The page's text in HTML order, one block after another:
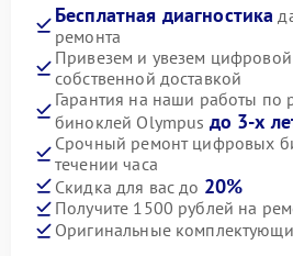
Бесплатная диагностика
ремонта
Привезем и увезем
собственной доставкой
Гарантия на наши работы по
биноклей Olympus до 3-х
Срочный ремонт цифровых
течении часа
Скидка для вас до 20%
Получите 1500 рублей на
Оригинальные